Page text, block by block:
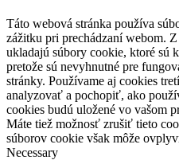
Táto webová stránka používa
zážitku pri prechádzaní webom.
ukladajú súbory cookie, ktoré sú
pretože sú nevyhnutné pre
stránky. Používame aj cookies
analyzovať a pochopiť, ako
cookies budú uložené vo vašom
Máte tiež možnosť zrušiť tieto
súborov cookie však môže
Necessary